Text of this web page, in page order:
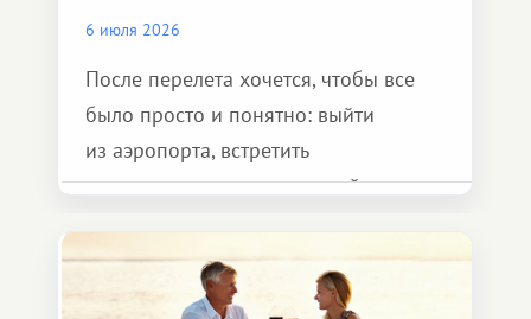
6 июля 2026
После перелета хочется, чтобы все
было просто и понятно: выйти
из аэропорта, встретить
представителя транспортной
и спокойно доехать до курорта.